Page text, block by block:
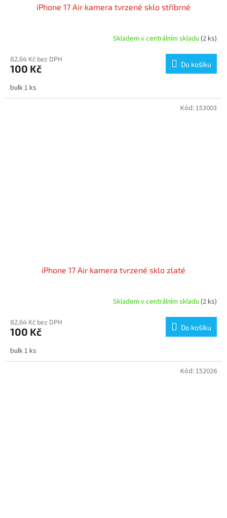
iPhone 17 Air kamera tvrzené sklo stříbrné
Skladem v centrálním skladu (2 ks)
82,64 Kč bez DPH
100 Kč Do košíku
bulk 1 ks
iPhone 17 Air kamera tvrzené sklo zlaté
Skladem v centrálním skladu (2 ks)
82,64 Kč bez DPH
100 Kč Do košíku
bulk 1 ks
Kód: 153003
Kód: 152026